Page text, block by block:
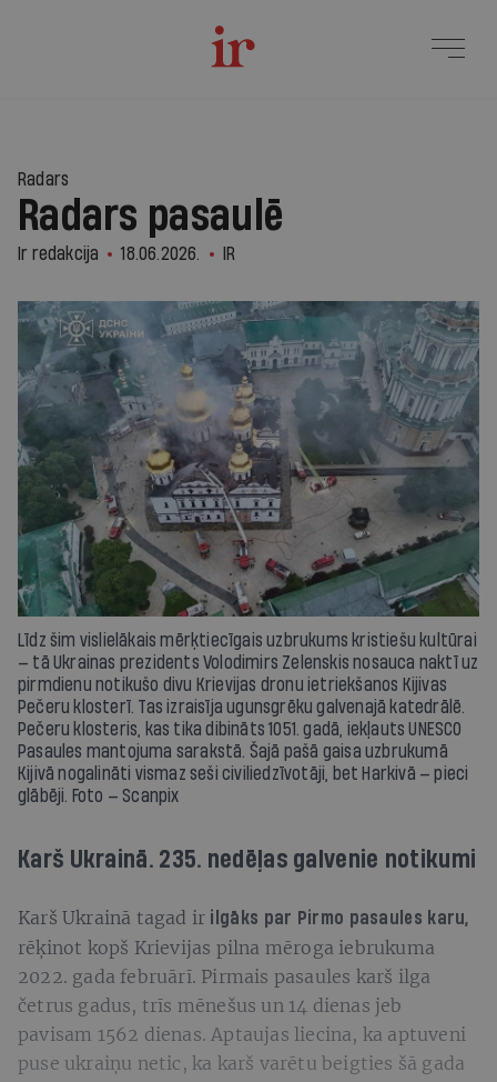
Radars
Radars pasaulē
Ir redakcija 18.06.2026. IR
Līdz šim vislielākais mērķtiecīgais uzbrukums kristiešu kultūrai
— tā Ukrainas prezidents Volodimirs Zelenskis nosauca naktī uz
pirmdienu notikušo divu Krievijas dronu ietriekšanos Kijivas
Pečeru klosterī. Tas izraisīja ugunsgrēku galvenajā katedrālē.
Pečeru klosteris, kas tika dibināts 1051. gadā, iekļauts UNESCO
Pasaules mantojuma sarakstā. Šajā pašā gaisa uzbrukumā
Kijivā nogalināti vismaz seši civiliedzīvotāji, bet Harkivā — pieci
glābēji. Foto — Scanpix
Karš Ukrainā. 235. nedēļas galvenie notikumi
Karš Ukrainā tagad ir ilgāks par Pirmo pasaules karu,
rēķinot kopš Krievijas pilna mēroga iebrukuma
2022. gada februārī. Pirmais pasaules karš ilga
četrus gadus, trīs mēnešus un 14 dienas jeb
pavisam 1562 dienas. Aptaujas liecina, ka aptuveni
puse ukraiņu netic, ka karš varētu beigties šā gada